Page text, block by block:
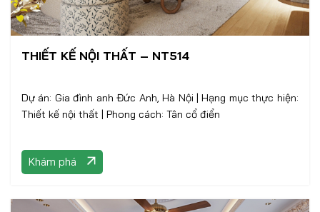
THIẾT KẾ NỘI THẤT – NT514
Dự án: Gia đình anh Đức Anh, Hà Nội | Hạng mục thực hiện:
Thiết kế nội thất | Phong cách: Tân cổ điển
Khám phá